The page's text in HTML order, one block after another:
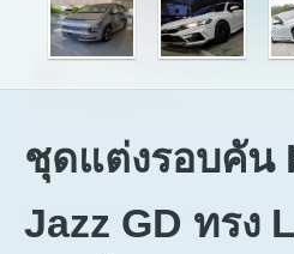
ชุดแต่งรอบคัน
Jazz GD ทรง